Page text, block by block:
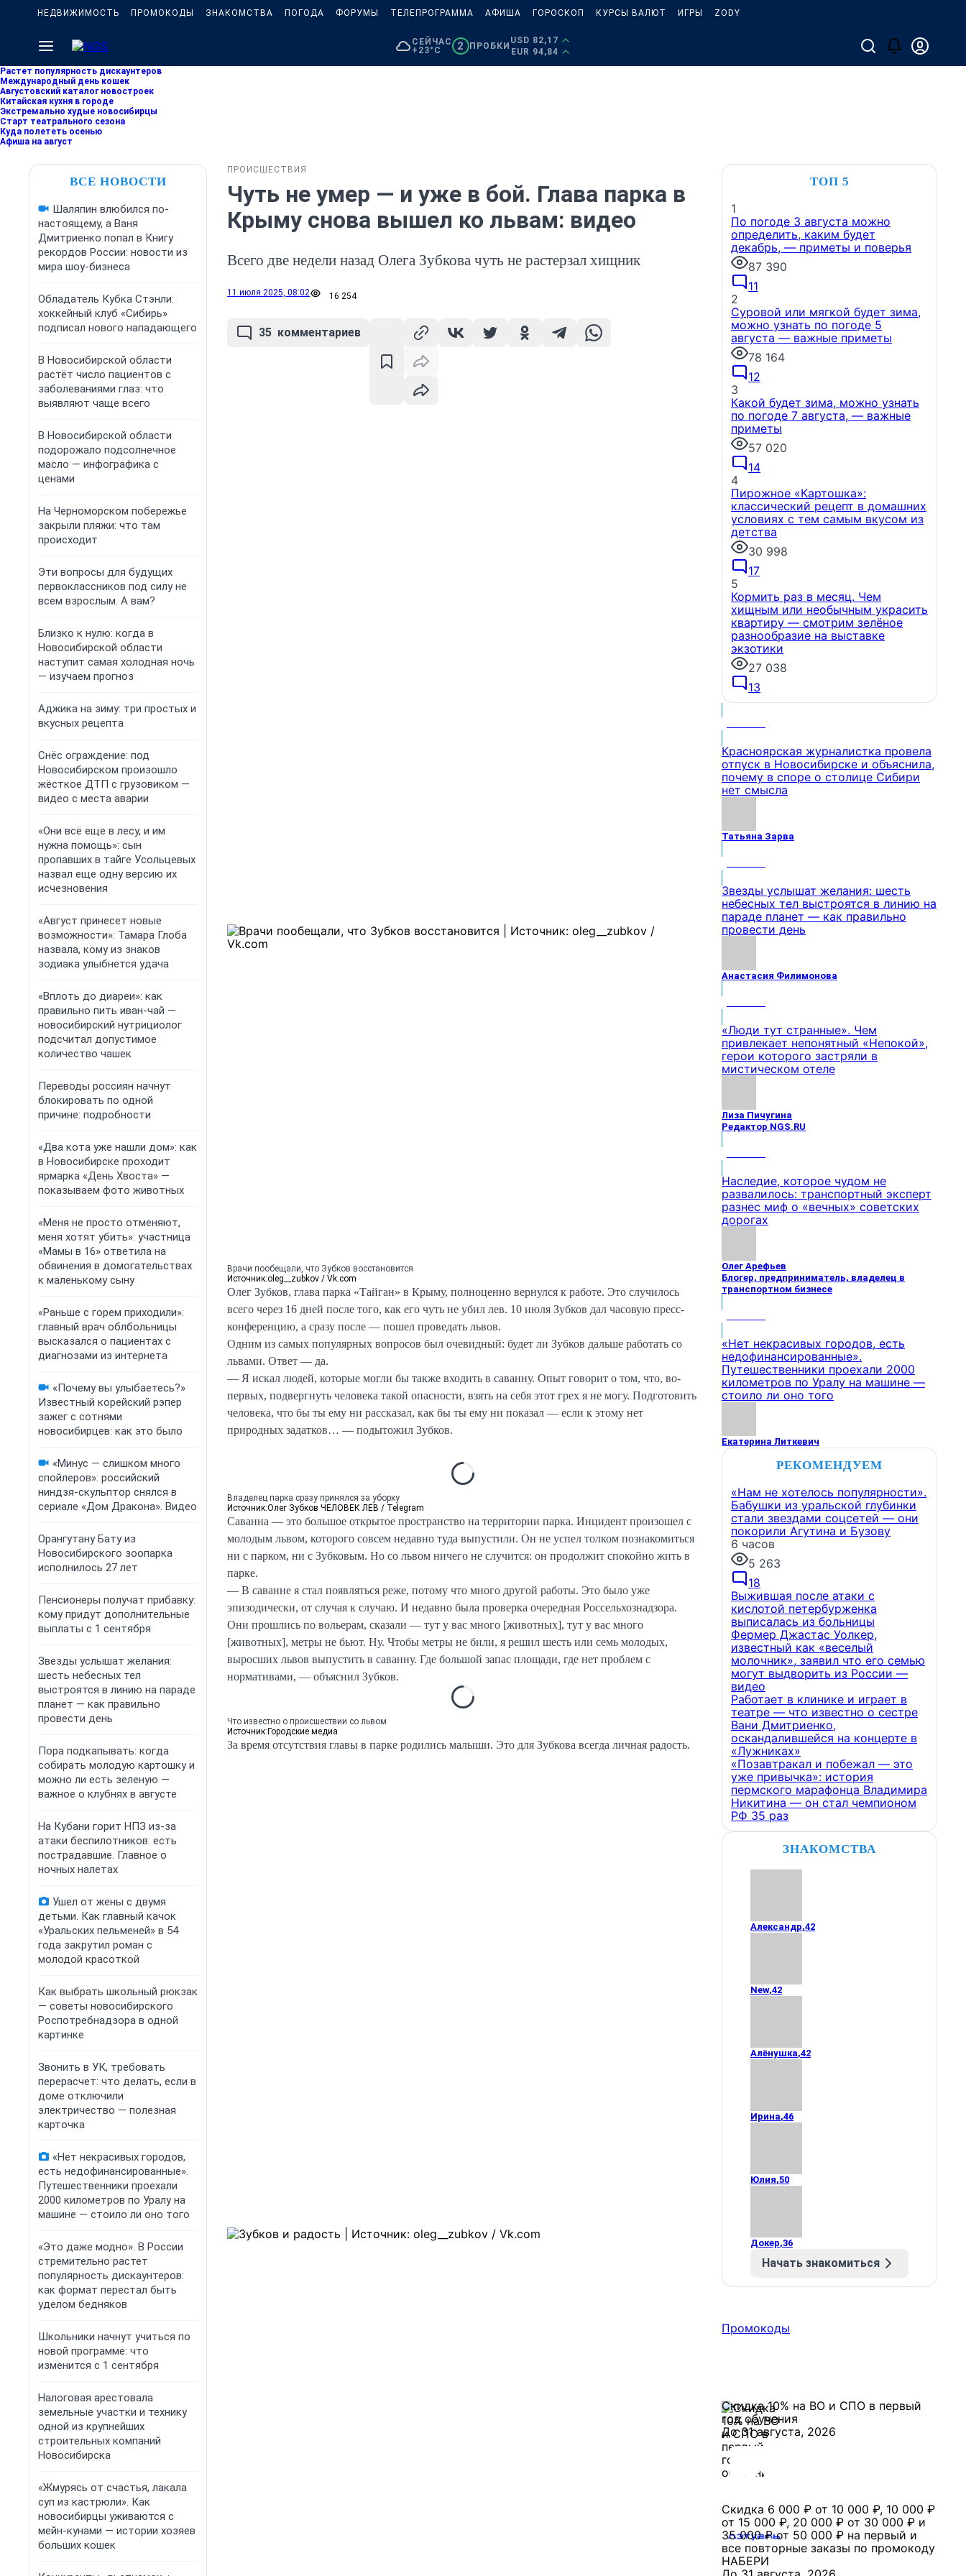
НЕДВИЖИМОСТЬ ПРОМОКОДЫ ЗНАКОМСТВА ПОГОДА ФОРУМЫ ТЕЛЕПРОГРАММА АФИША ГОРОСКОП КУРСЫ ВАЛЮТ ИГРЫ ZODY
СЕЙЧАС
+23°C
2 ПРОБКИ
USD 82,17
EUR 94,84
Растет популярность дискаунтеров
Международный день кошек
Августовский каталог новостроек
Китайская кухня в городе
Экстремально худые новосибирцы
Старт театрального сезона
Куда полететь осенью
Афиша на август
ВСЕ НОВОСТИ
Шаляпин влюбился по-
настоящему, а Ваня
Дмитриенко попал в Книгу
рекордов России: новости из
мира шоу-бизнеса
Обладатель Кубка Стэнли:
хоккейный клуб «Сибирь»
подписал нового нападающего
В Новосибирской области
растёт число пациентов с
заболеваниями глаз: что
выявляют чаще всего
В Новосибирской области
подорожало подсолнечное
масло — инфографика с
ценами
На Черноморском побережье
закрыли пляжи: что там
происходит
Эти вопросы для будущих
первоклассников под силу не
всем взрослым. А вам?
Близко к нулю: когда в
Новосибирской области
наступит самая холодная ночь
— изучаем прогноз
Аджика на зиму: три простых и
вкусных рецепта
Снёс ограждение: под
Новосибирском произошло
жёсткое ДТП с грузовиком —
видео с места аварии
«Они всё еще в лесу, и им
нужна помощь»: сын
пропавших в тайге Усольцевых
назвал еще одну версию их
исчезновения
«Август принесет новые
возможности»: Тамара Глоба
назвала, кому из знаков
зодиака улыбнется удача
«Вплоть до диареи»: как
правильно пить иван-чай —
новосибирский нутрициолог
подсчитал допустимое
количество чашек
Переводы россиян начнут
блокировать по одной
причине: подробности
«Два кота уже нашли дом»: как
в Новосибирске проходит
ярмарка «День Хвоста» —
показываем фото животных
«Меня не просто отменяют,
меня хотят убить»: участница
«Мамы в 16» ответила на
обвинения в домогательствах
к маленькому сыну
«Раньше с горем приходили»:
главный врач облбольницы
высказался о пациентах с
диагнозами из интернета
«Почему вы улыбаетесь?»
Известный корейский рэпер
зажег с сотнями
новосибирцев: как это было
«Минус — слишком много
спойлеров»: российский
ниндзя-скульптор снялся в
сериале «Дом Дракона». Видео
Орангутану Бату из
Новосибирского зоопарка
исполнилось 27 лет
Пенсионеры получат прибавку:
кому придут дополнительные
выплаты с 1 сентября
Звезды услышат желания:
шесть небесных тел
выстроятся в линию на параде
планет — как правильно
провести день
Пора подкапывать: когда
собирать молодую картошку и
можно ли есть зеленую —
важное о клубнях в августе
На Кубани горит НПЗ из-за
атаки беспилотников: есть
пострадавшие. Главное о
ночных налетах
Ушел от жены с двумя
детьми. Как главный качок
«Уральских пельменей» в 54
года закрутил роман с
молодой красоткой
Как выбрать школьный рюкзак
— советы новосибирского
Роспотребнадзора в одной
картинке
Звонить в УК, требовать
перерасчет: что делать, если в
доме отключили
электричество — полезная
карточка
«Нет некрасивых городов,
есть недофинансированные».
Путешественники проехали
2000 километров по Уралу на
машине — стоило ли оно того
«Это даже модно». В России
стремительно растет
популярность дискаунтеров:
как формат перестал быть
уделом бедняков
Школьники начнут учиться по
новой программе: что
изменится с 1 сентября
Налоговая арестовала
земельные участки и технику
одной из крупнейших
строительных компаний
Новосибирска
«Жмурясь от счастья, лакала
суп из кастрюли». Как
новосибирцы уживаются с
мейн-кунами — истории хозяев
больших кошек
ПРОИСШЕСТВИЯ
Чуть не умер — и уже в бой. Глава парка в
Крыму снова вышел ко львам: видео
Всего две недели назад Олега Зубкова чуть не растерзал хищник
11 июля 2025, 08:02 16 254
35 комментариев
Врачи пообещали, что Зубков восстановится
Источник:oleg__zubkov / Vk.com
Олег Зубков, глава парка «Тайган» в Крыму, полноценно вернулся к работе. Это случилось
всего через 16 дней после того, как его чуть не убил лев. 10 июля Зубков дал часовую пресс-
конференцию, а сразу после — пошел проведать львов.
Одним из самых популярных вопросов был очевидный: будет ли Зубков дальше работать со
львами. Ответ — да.
— Я искал людей, которые могли бы также входить в саванну. Опыт говорит о том, что, во-
первых, подвергнуть человека такой опасности, взять на себя этот грех я не могу. Подготовить
человека, что бы ты ему ни рассказал, как бы ты ему ни показал — если к этому нет
природных задатков… — подытожил Зубков.
Владелец парка сразу принялся за уборку
Источник:Олег Зубков ЧЕЛОВЕК ЛЕВ / Telegram
Саванна — это большое открытое пространство на территории парка. Инцидент произошел с
молодым львом, которого совсем недавно туда выпустили. Он не успел толком познакомиться
ни с парком, ни с Зубковым. Но со львом ничего не случится: он продолжит спокойно жить в
парке.
— В саванне я стал появляться реже, потому что много другой работы. Это было уже
эпизодически, от случая к случаю. И недавно была проверка очередная Россельхознадзора.
Они прошлись по вольерам, сказали — тут у вас много [животных], тут у вас много
[животных], метры не бьют. Ну. Чтобы метры не били, я решил шесть или семь молодых,
выросших львов выпустить в саванну. Где большой запас площади, где нет проблем с
нормативами, — объяснил Зубков.
Что известно о происшествии со львом
Источник: Городские медиа
За время отсутствия главы в парке родились малыши. Это для Зубкова всегда личная радость.
ТОП 5
1
По погоде 3 августа можно
определить, каким будет
декабрь, — приметы и поверья
87 390
11
2
Суровой или мягкой будет зима,
можно узнать по погоде 5
августа — важные приметы
78 164
12
3
Какой будет зима, можно узнать
по погоде 7 августа, — важные
приметы
57 020
14
4
Пирожное «Картошка»:
классический рецепт в домашних
условиях с тем самым вкусом из
детства
30 998
17
5
Кормить раз в месяц. Чем
хищным или необычным украсить
квартиру — смотрим зелёное
разнообразие на выставке
экзотики
27 038
13
Красноярская журналистка провела
отпуск в Новосибирске и объяснила,
почему в споре о столице Сибири
нет смысла
Татьяна Зарва
Звезды услышат желания: шесть
небесных тел выстроятся в линию на
параде планет — как правильно
провести день
Анастасия Филимонова
«Люди тут странные». Чем
привлекает непонятный «Непокой»,
герои которого застряли в
мистическом отеле
Лиза Пичугина
Редактор NGS.RU
Наследие, которое чудом не
развалилось: транспортный эксперт
разнес миф о «вечных» советских
дорогах
Олег Арефьев
Блогер, предприниматель, владелец в
транспортном бизнесе
«Нет некрасивых городов, есть
недофинансированные».
Путешественники проехали 2000
километров по Уралу на машине —
стоило ли оно того
Екатерина Литкевич
РЕКОМЕНДУЕМ
«Нам не хотелось популярности».
Бабушки из уральской глубинки
стали звездами соцсетей — они
покорили Агутина и Бузову
6 часов
5 263
18
Выжившая после атаки с
кислотой петербурженка
выписалась из больницы
Фермер Джастас Уолкер,
известный как «веселый
молочник», заявил что его семью
могут выдворить из России —
видео
Работает в клинике и играет в
театре — что известно о сестре
Вани Дмитриенко,
оскандалившейся на концерте в
«Лужниках»
«Позавтракал и побежал — это
уже привычка»: история
пермского марафонца Владимира
Никитина — он стал чемпионом
РФ 35 раз
ЗНАКОМСТВА
Александр,42
New,42
Алёнушка,42
Ирина,46
Юлия,50
Докер,36
Начать знакомиться
Промокоды
Скидка 10% на ВО и СПО в первый
год обучения
До 31 августа, 2026
Скидка 6 000 ₽ от 10 000 ₽, 10 000 ₽
от 15 000 ₽, 20 000 ₽ от 30 000 ₽ и
35 000 ₽ от 50 000 ₽ на первый и
все повторные заказы по промокоду
НАБЕРИ